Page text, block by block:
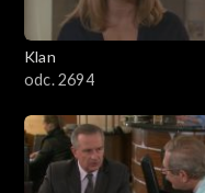
3401–3500
3201–3300
Klan
odc. 2694